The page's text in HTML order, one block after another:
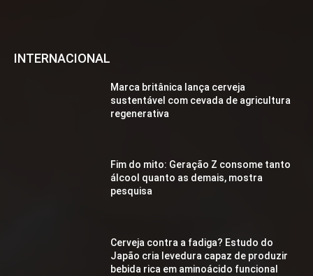
INTERNACIONAL
Marca britânica lança cerveja
sustentável com cevada de agricultura
regenerativa
Fim do mito: Geração Z consome tanto
álcool quanto as demais, mostra
pesquisa
Cerveja contra a fadiga? Estudo do
Japão cria levedura capaz de produzir
bebida rica em aminoácido funcional